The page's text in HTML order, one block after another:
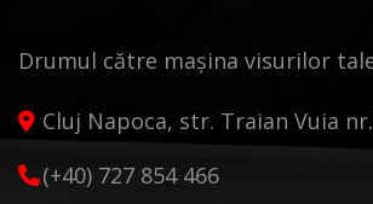
Drumul către mașina visurilor
Cluj Napoca, str. Traian Vuia
(+40) 727 854 466